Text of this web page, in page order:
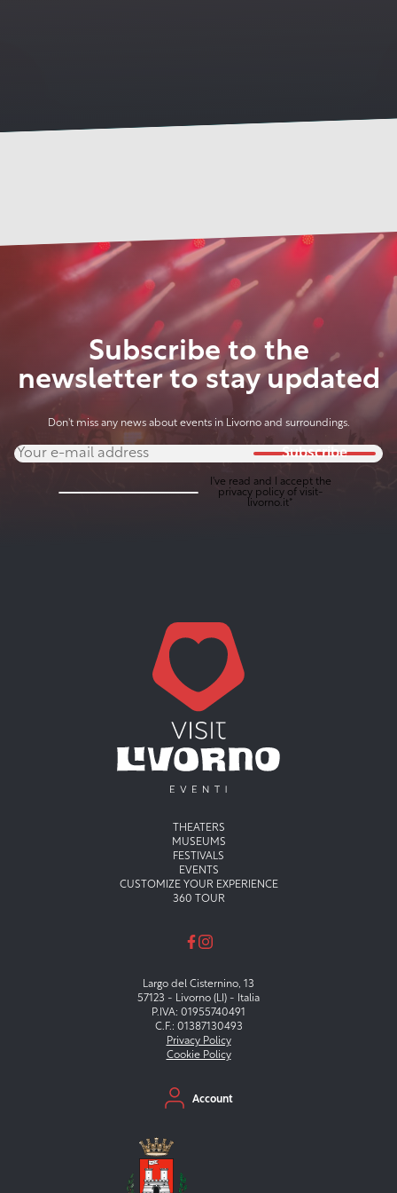
Subscribe to the
newsletter to stay updated
Don't miss any news about events in Livorno and surroundings.
Subscribe
I've read and I accept the
privacy policyof visit-
livorno.it*
Menu principaleTHEATERS
MUSEUMS
FESTIVALS
EVENTS
CUSTOMIZE YOUR EXPERIENCE
360 TOUR
Largo del Cisternino, 13
57123 - Livorno (LI) - Italia
P.IVA: 01955740491
C.F.: 01387130493
Privacy Policy
Cookie Policy
Menu secondario
Account